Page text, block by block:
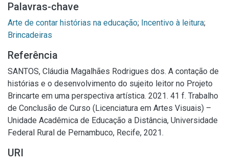
Palavras-chave
Arte de contar histórias na educação; Incentivo à leitura;
Brincadeiras
Referência
SANTOS, Cláudia Magalhães Rodrigues dos. A contação de
histórias e o desenvolvimento do sujeito leitor no Projeto
Brincarte em uma perspectiva artística. 2021. 41 f. Trabalho
de Conclusão de Curso (Licenciatura em Artes Visuais) –
Unidade Acadêmica de Educação a Distância, Universidade
Federal Rural de Pernambuco, Recife, 2021.
URI